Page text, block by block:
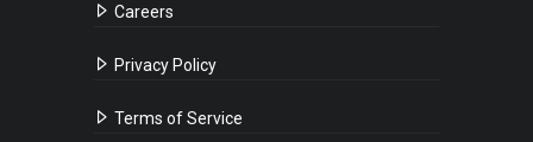
Careers
Privacy Policy
Terms of Service